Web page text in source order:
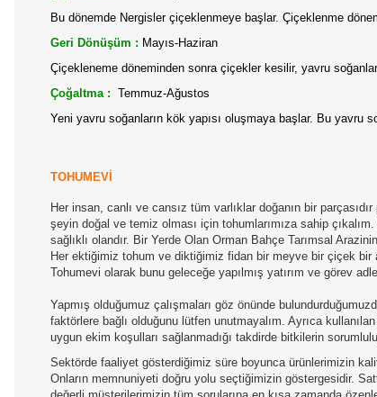
Bu dönemde Nergisler çiçeklenmeye başlar. Çiçeklenme
Geri Dönüşüm : Mayıs-Haziran
Çiçekleneme döneminden sonra çiçekler kesilir, yavru
Çoğaltma : Temmuz-Ağustos
Yeni yavru soğanların kök yapısı oluşmaya başlar. Bu yavru
TOHUMEVİ
Her insan, canlı ve cansız tüm varlıklar doğanın bir
şeyin doğal ve temiz olması için tohumlarımıza sahip
sağlıklı olandır. Bir Yerde Olan Orman Bahçe Tarımsal
Her ektiğimiz tohum ve diktiğimiz fidan bir meyve bir çiçek
Tohumevi olarak bunu geleceğe yapılmış yatırım ve görev
Yapmış olduğumuz çalışmaları göz önünde
faktörlere bağlı olduğunu lütfen unutmayalım. Ayrıca
uygun ekim koşulları sağlanmadığı takdirde bitkilerin
Sektörde faaliyet gösterdiğimiz süre boyunca ürünlerimizin
Onların memnuniyeti doğru yolu seçtiğimizin göstergesidir.